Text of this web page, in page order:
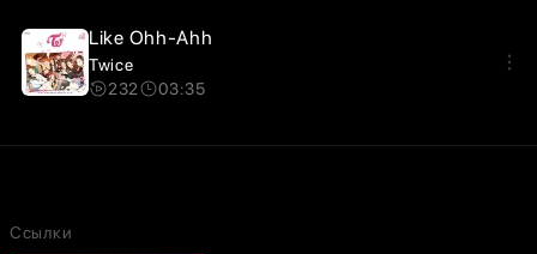
Like Ohh-Ahh
Twice
232
03:35
Ссылки